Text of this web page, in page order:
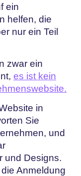
ein
helfen, die
nur ein Teil
zwar ein
es ist kein
in
Sie
und
und Designs.
Anmeldung